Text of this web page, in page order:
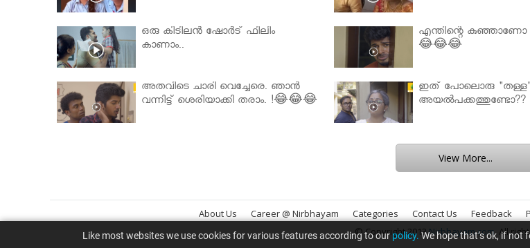
ഒരു കിടിലൻ ഷോർട് ഫിലിം
കാണാം..
എന്തിന്റെ
😂😂😂
അതവിടെ ചാരി വെച്ചേരെ. ഞാൻ
വന്നിട്ട് ശെരിയാക്കി തരാം. !😂😂😂
ഇത് പോലൊരു "തള്ള"
അയല്‍പക്കത്തുണ്ടോ??
View More...
About Us Career @ Nirbhayam Categories Contact Us Feedback
© Copyright 2013Nirbhayam.com. All
Like most websites we use cookies for various features according to ourpolicy.We hope that’s ok, if not